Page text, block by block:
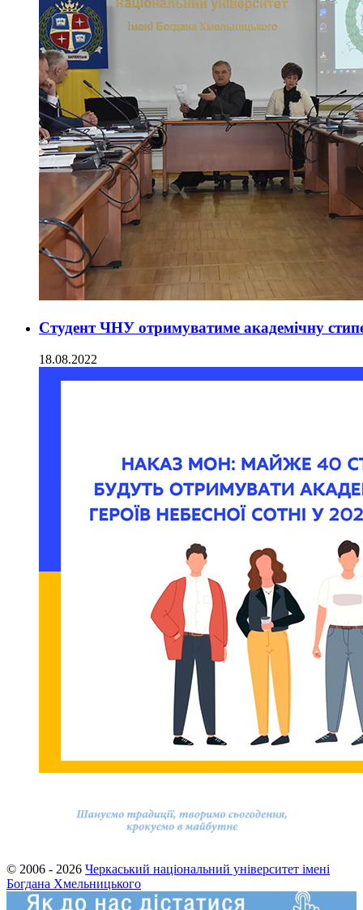
Студент ЧНУ отримуватиме академічну
18.08.2022
© 2006 - 2026 Черкаський національний університет імені
Богдана Хмельницького